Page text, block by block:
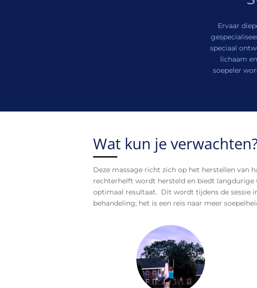
Ervaar
speciaal
lichaam
soepeler
Wat kun je
Deze massage richt zich op het herstellen van
rechterhelft wordt hersteld en biedt langdurige
optimaal resultaat. Dit wordt tijdens de sessie
behandeling; het is een reis naar meer